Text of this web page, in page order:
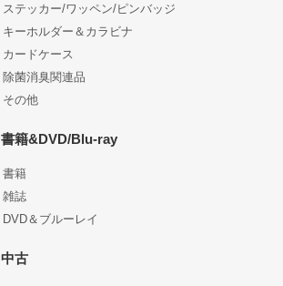
ステッカー/ワッペン/ピンバッジ
キーホルダー＆カラビナ
カードケース
除菌消臭関連品
その他
書籍&DVD/Blu-ray
書籍
雑誌
DVD＆ブルーレイ
中古